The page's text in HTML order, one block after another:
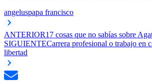
angeluspapa francisco
ANTERIOR17 cosas que no sabías sobre
SIGUIENTECarrera profesional o trabajo en
libertad